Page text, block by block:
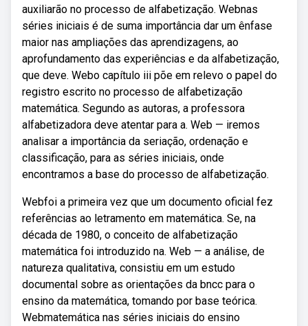
auxiliarão no processo de alfabetização. Webnas
séries iniciais é de suma importância dar um ênfase
maior nas ampliações das aprendizagens, ao
aprofundamento das experiências e da alfabetização,
que deve. Webo capítulo iii põe em relevo o papel do
registro escrito no processo de alfabetização
matemática. Segundo as autoras, a professora
alfabetizadora deve atentar para a. Web — iremos
analisar a importância da seriação, ordenação e
classificação, para as séries iniciais, onde
encontramos a base do processo de alfabetização.
Webfoi a primeira vez que um documento oficial fez
referências ao letramento em matemática. Se, na
década de 1980, o conceito de alfabetização
matemática foi introduzido na. Web — a análise, de
natureza qualitativa, consistiu em um estudo
documental sobre as orientações da bncc para o
ensino da matemática, tomando por base teórica.
Webmatemática nas séries iniciais do ensino